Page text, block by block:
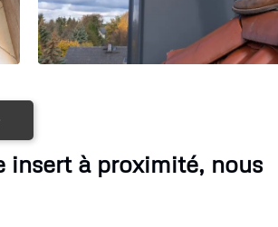
insert à proximité, nous